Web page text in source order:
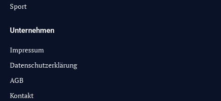
Sport
Unternehmen
Impressum
Datenschutzerklärung
AGB
Kontakt